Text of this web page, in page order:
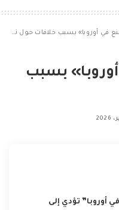
أوروبا» بسبب خلافات حول نطاقها
بسبب
تؤدي إلى